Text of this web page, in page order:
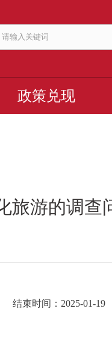
政策兑现
旅游的调查
结束时间：2025-01-19